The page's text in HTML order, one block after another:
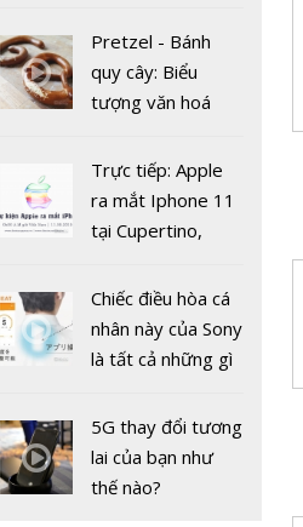
A50s và A30s đột
phá trong từng
tính năng
Rò rỉ mới nhất về
Note 10 và Note
10 Plus: có sạc
không dây và sạc
Pretzel - Bánh
quy cây: Biểu
tượng văn hoá
tranh cãi về nguồn
gốc
Trực tiếp: Apple
ra mắt Iphone 11
tại Cupertino,
Chiếc điều hòa cá
nhân này của Sony
là tất cả những gì
sót qua mùa hè
nóng nực
5G thay đổi tương
lai của bạn như
thế nào?